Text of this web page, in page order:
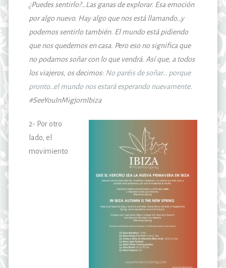
¿Puedes sentirlo?…Las ganas de explorar. Esa emoción
por algo nuevo. Hay algo que nos está llamando…y
podemos sentirlo también. El mundo está pidiendo
que nos quedemos en casa. Pero eso no significa que
no podamos soñar con lo que vendrá. Así que, a todos
los viajeros, os decimos: No paréis de soñar… porque
pronto…el mundo nos estará esperando nuevamente.
#SeeYouInMigjornIbiza
2- Por otro
lado, el
movimiento